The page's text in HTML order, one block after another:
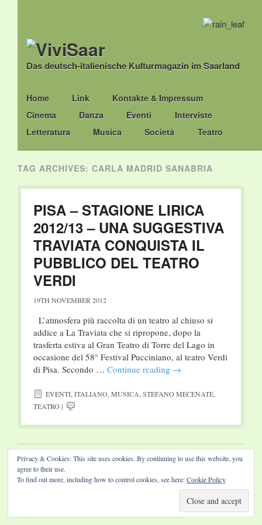
Das deutsch-italienische Kulturmagazin im Saarland
Main menu
Skip
to
content
Home Link
Kontakte & Impressum
Cinema
Danza Eventi
Interviste
Letteratura
Musica Società Teatro
TAG ARCHIVES: CARLA MADRID SANABRIA
PISA – STAGIONE LIRICA
2012/13 – UNA SUGGESTIVA
TRAVIATA CONQUISTA IL
PUBBLICO DEL TEATRO
VERDI
19TH NOVEMBER 2012
L’atmosfera più raccolta di un teatro al chiuso si
addice a La Traviata che si ripropone, dopo la
trasferta estiva al Gran Teatro di Torre del Lago in
occasione del 58° Festival Pucciniano, al teatro Verdi
di Pisa. Secondo … Continue reading →
EVENTI,ITALIANO,MUSICA,STEFANO MECENATE,
TEATRO|
Website by Diamond Visions
Privacy & Cookies: This site uses cookies. By continuing to use this website, you
agree to their use.
To find out more, including how to control cookies, see here:Cookie Policy